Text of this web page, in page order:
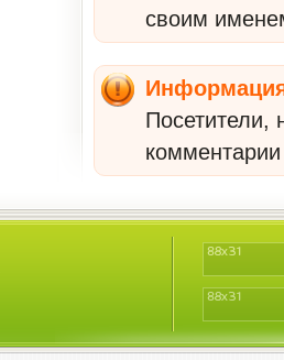
своим
Посетители,